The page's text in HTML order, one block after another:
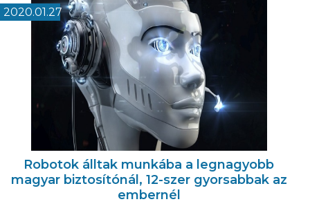
2020.01.27
Robotok álltak munkába a legnagyobb
magyar biztosítónál, 12-szer gyorsabbak az
embernél